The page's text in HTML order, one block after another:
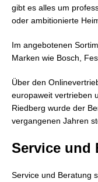
gibt es alles um
oder ambitionierte
Im angebotenen
Marken wie Bosch,
Über den
europaweit vertrieben
Riedberg wurde der
vergangenen Jahren
Service und
Service und Beratung